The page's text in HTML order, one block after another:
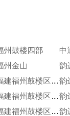
州鼓楼四部
中
州金山
韵
韵达快递-福建福州鼓楼区大洋分部
韵达快递-福建福州鼓楼区湖滨分部
韵达快递-福建福州鼓楼区金龙分部